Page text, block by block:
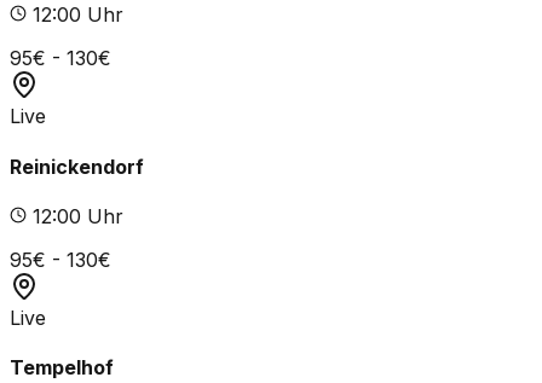
12:00 Uhr
95€ - 130€
Live
Reinickendorf
12:00 Uhr
95€ - 130€
Live
Tempelhof